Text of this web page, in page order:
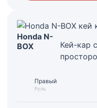
Honda N-
BOX
Кей-кар
Правый
Руль